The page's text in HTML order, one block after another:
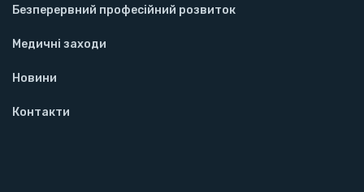
Безперервний професійний розвиток
Медичні заходи
Новини
Контакти